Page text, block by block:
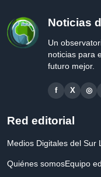
Noticias
Un
noticias para
futuro mejor.
f X ◎
Red editorial
Medios Digitales del Sur
Quiénes somosEquipo